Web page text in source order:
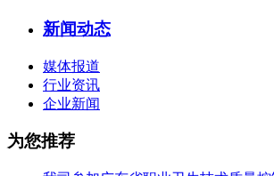
新闻动态
媒体报道
行业资讯
企业新闻
为您推荐